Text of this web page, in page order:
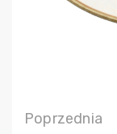
Poprzednia